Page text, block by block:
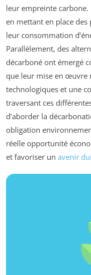
leur empreinte
en mettant en place
leur consommation
Parallèlement, des
décarboné ont émergé
que leur mise en œuvre
technologiques et une
traversant ces
d’aborder la
obligation
réelle opportunité
et favoriser un avenir